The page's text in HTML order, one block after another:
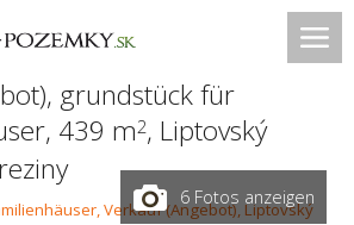
grundstück für
439 m2, Liptovský
6 Fotos anzeigen